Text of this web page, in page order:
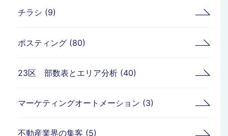
チラシ (9)
ポスティング (80)
23区 部数表とエリア分析 (40)
マーケティングオートメーション (3)
不動産業界の集客 (5)